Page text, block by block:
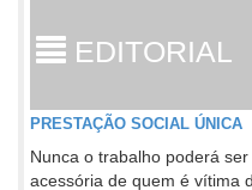
EDITORIAL
PRESTAÇÃO SOCIAL ÚNICA
Nunca o trabalho poderá
acessória de quem é vítima